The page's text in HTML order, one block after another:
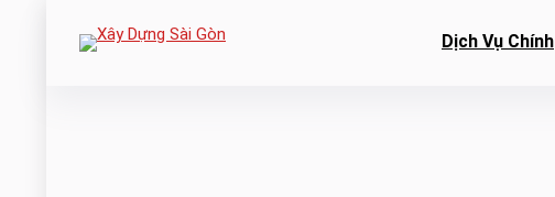
Dịch Vụ Chính